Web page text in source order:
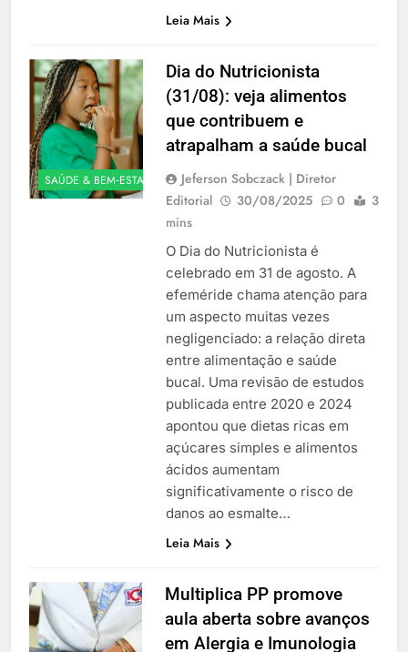
Leia Mais
SAÚDE & BEM‑ESTAR
Dia do Nutricionista
(31/08): veja alimentos
que contribuem e
atrapalham a saúde bucal
Jeferson Sobczack | Diretor
Editorial
30/08/2025 0
3
mins
O Dia do Nutricionista é
celebrado em 31 de agosto. A
efeméride chama atenção para
um aspecto muitas vezes
negligenciado: a relação direta
entre alimentação e saúde
bucal. Uma revisão de estudos
publicada entre 2020 e 2024
apontou que dietas ricas em
açúcares simples e alimentos
ácidos aumentam
significativamente o risco de
danos ao esmalte…
Leia Mais
Multiplica PP promove
aula aberta sobre avanços
em Alergia e Imunologia